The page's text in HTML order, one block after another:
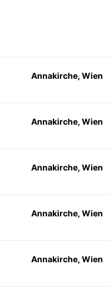
Annakirche, Wien
Annakirche, Wien
Annakirche, Wien
Annakirche, Wien
Annakirche, Wien